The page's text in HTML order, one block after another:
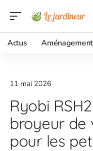
Actus Aménagement
11 mai 2026
Ryobi
broyeur de
pour les